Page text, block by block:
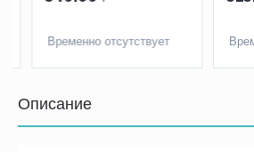
Временно отсутствует
Описание